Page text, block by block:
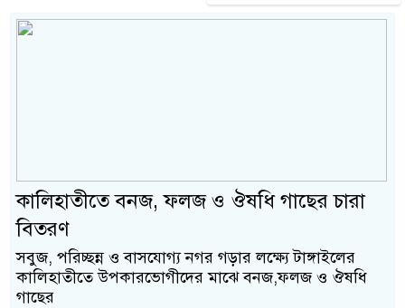
কালিহাতীতে বনজ, ফলজ ও ঔষধি গাছের চারা
বিতরণ
সবুজ, পরিচ্ছন্ন ও বাসযোগ্য নগর গড়ার লক্ষ্যে টাঙ্গাইলের
কালিহাতীতে উপকারভোগীদের মাঝে বনজ,ফলজ ও ঔষধি
গাছের